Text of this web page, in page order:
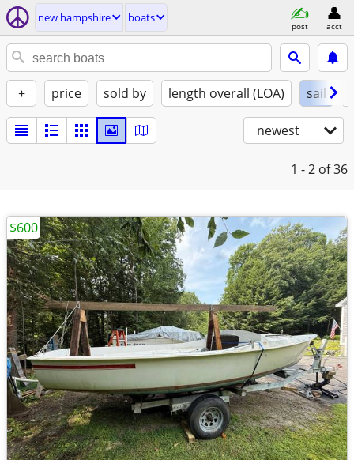
new hampshire boats
post acct
+ price sold by length overall (LOA) sail
newest
1 - 2 of 36
$600